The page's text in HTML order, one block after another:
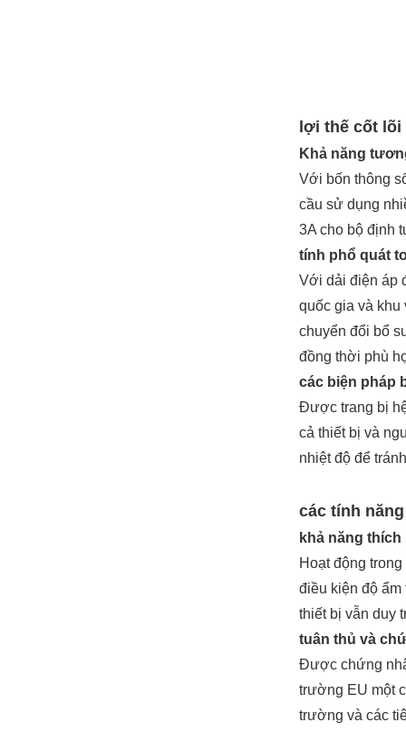
lợi thế cốt lõi
Khả năng
Với bốn thông
cầu sử dụng
3A cho bộ định
tính phổ quát
Với dải điện áp
quốc gia và khu
chuyển đổi bổ
đồng thời phù
các biện pháp
Được trang bị
cả thiết bị và
nhiệt độ để
các tính
khả năng
Hoạt động
điều kiện độ
thiết bị vẫn duy
tuân thủ và
Được chứng
trường EU một
trường và các